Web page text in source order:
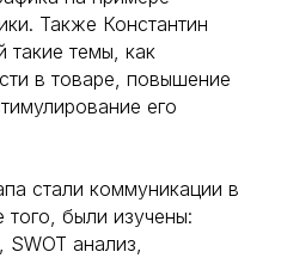
Также Константин
такие темы, как
в товаре, повышение
его
стали коммуникации в
были изучены:
анализ,